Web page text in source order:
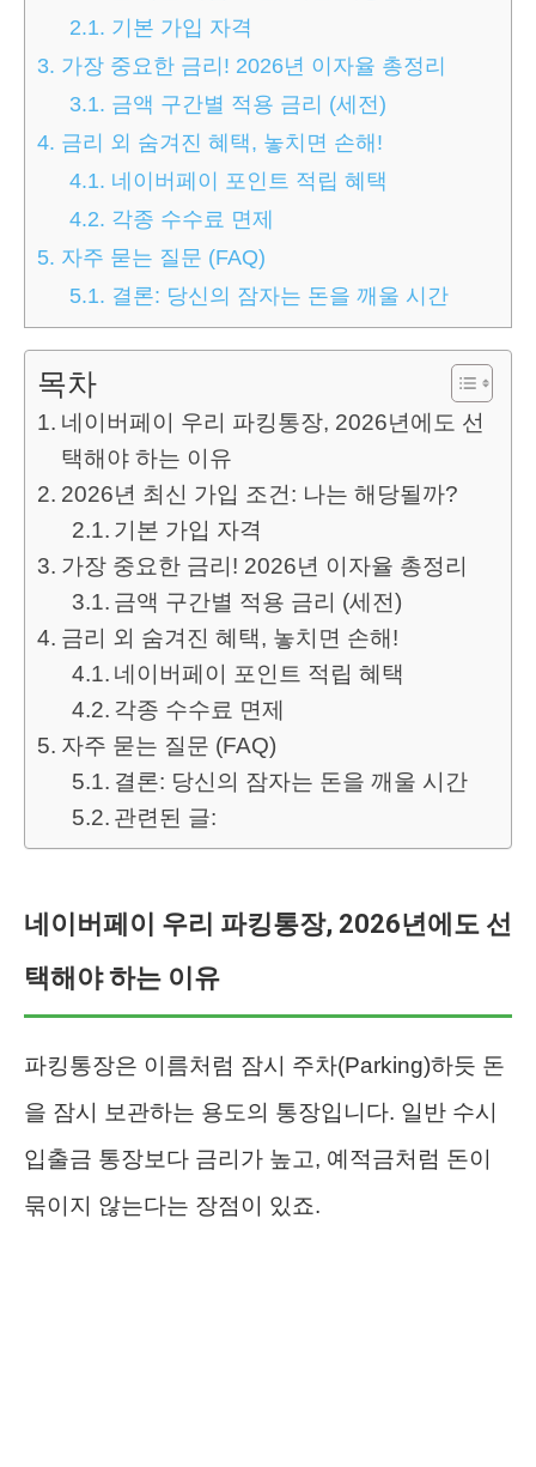
2.1. 기본 가입 자격
3. 가장 중요한 금리! 2026년 이자율 총정리
3.1. 금액 구간별 적용 금리 (세전)
4. 금리 외 숨겨진 혜택, 놓치면 손해!
4.1. 네이버페이 포인트 적립 혜택
4.2. 각종 수수료 면제
5. 자주 묻는 질문 (FAQ)
5.1. 결론: 당신의 잠자는 돈을 깨울 시간
목차
네이버페이 우리 파킹통장, 2026년에도 선
택해야 하는 이유
2026년 최신 가입 조건: 나는 해당될까?
기본 가입 자격
가장 중요한 금리! 2026년 이자율 총정리
금액 구간별 적용 금리 (세전)
금리 외 숨겨진 혜택, 놓치면 손해!
네이버페이 포인트 적립 혜택
각종 수수료 면제
자주 묻는 질문 (FAQ)
결론: 당신의 잠자는 돈을 깨울 시간
관련된 글:
네이버페이 우리 파킹통장, 2026년에도 선
택해야 하는 이유
파킹통장은 이름처럼 잠시 주차(Parking)하듯 돈
을 잠시 보관하는 용도의 통장입니다. 일반 수시
입출금 통장보다 금리가 높고, 예적금처럼 돈이
묶이지 않는다는 장점이 있죠.